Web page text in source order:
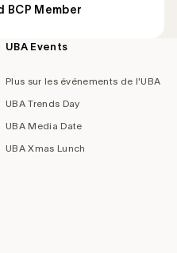
BCP Member
UBA Events
Plus sur les événements de l'UBA
UBA Trends Day
UBA Media Date
UBA Xmas Lunch